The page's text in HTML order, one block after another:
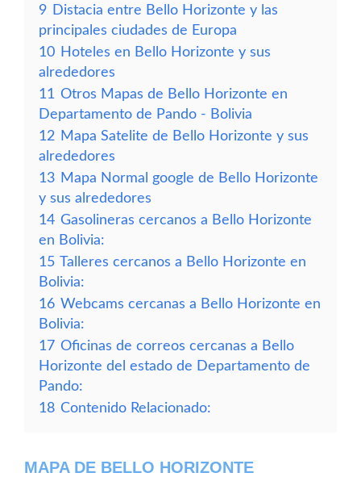
9 Distacia entre Bello Horizonte y las
principales ciudades de Europa
10 Hoteles en Bello Horizonte y sus
alrededores
11 Otros Mapas de Bello Horizonte en
Departamento de Pando - Bolivia
12 Mapa Satelite de Bello Horizonte y sus
alrededores
13 Mapa Normal google de Bello Horizonte
y sus alrededores
14 Gasolineras cercanos a Bello Horizonte
en Bolivia:
15 Talleres cercanos a Bello Horizonte en
Bolivia:
16 Webcams cercanas a Bello Horizonte en
Bolivia:
17 Oficinas de correos cercanas a Bello
Horizonte del estado de Departamento de
Pando:
18 Contenido Relacionado:
MAPA DE BELLO HORIZONTE